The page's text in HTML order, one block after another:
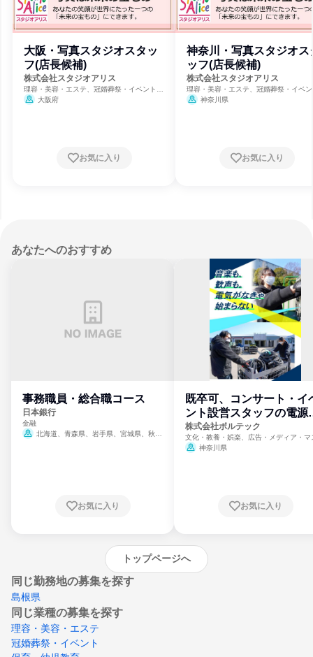
大阪・写真スタジオスタッ
フ(店長候補)
株式会社スタジオアリス
理容・美容・エステ、冠婚葬祭・イベント、
保育・幼児教育
大阪府
お気に入り
神奈川・写真スタジオス
ッフ(店長候補)
株式会社スタジオアリス
理容・美容・エステ、冠婚葬祭・イベ
保育・幼児教育
神奈川県
お気に入り
あなたへのおすすめ
事務職員・総合職コース
日本銀行
金融
北海道、青森県、岩手県、宮城県、秋田
崎県、熊本県、大分県、宮崎県、鹿児島県、
お気に入り
既卒可、コンサート・イ
ント設営スタッフの電源
門
株式会社ボルテック
文化・教養・娯楽、広告・メディア・マ
ミ、電力・ガス・水道・エネルギー
神奈川県
お気に入り
トップページへ
同じ勤務地の募集を探す
島根県
同じ業種の募集を探す
理容・美容・エステ
冠婚葬祭・イベント